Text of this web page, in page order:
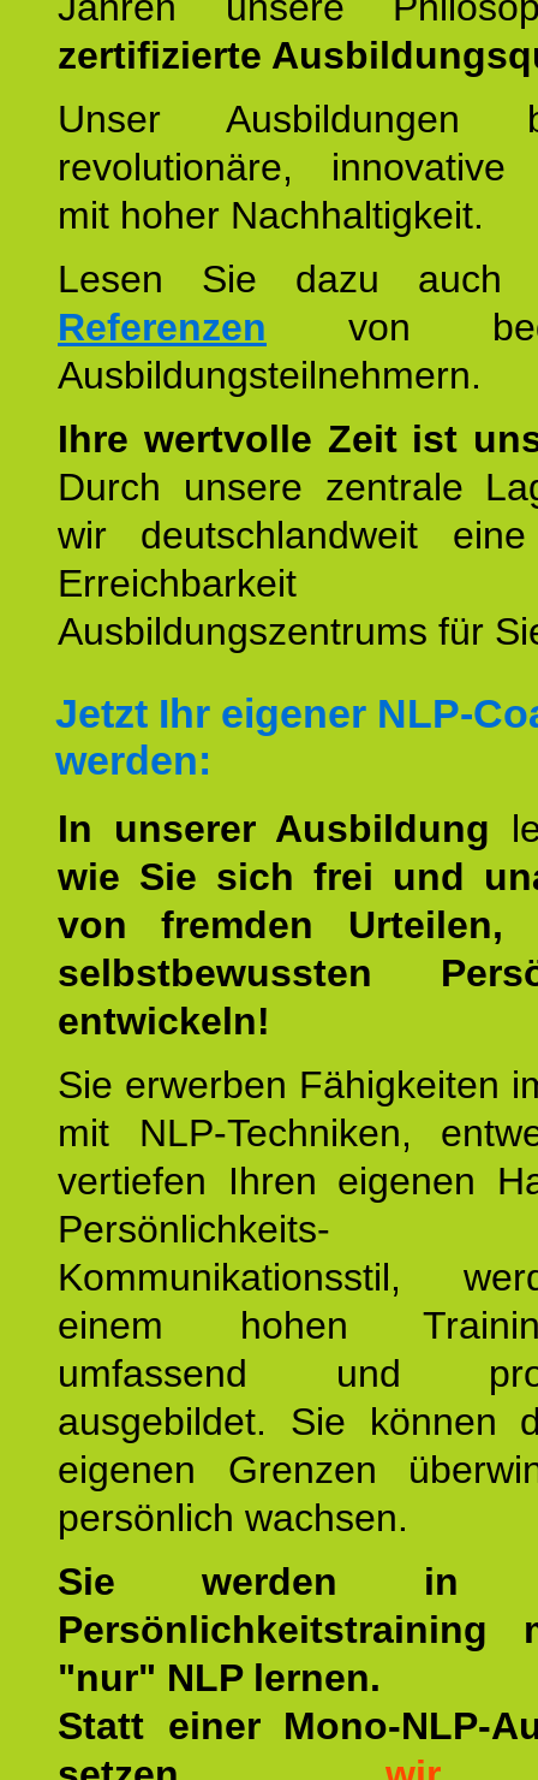
zertifizierte
Unser Ausbildungen
revolutionäre, innovative
mit hoher Nachhaltigkeit.
Lesen Sie dazu
Referenzen von
Ausbildungsteilnehmern.
Ihre wertvolle Zeit ist
Durch unsere zentrale
wir deutschlandweit
Erreichbarkeit
Ausbildungszentrums für
Jetzt Ihr eigener NLP-
werden:
In unserer Ausbildung
wie Sie sich frei und
von fremden Urteilen,
selbstbewussten
entwickeln!
Sie erwerben Fähigkeiten
mit NLP-Techniken,
vertiefen Ihren eigenen
Kommunikationsstil,
einem hohen
umfassend und
ausgebildet. Sie können
eigenen Grenzen
persönlich wachsen.
Sie werden in
Persönlichkeitstraining
"nur" NLP lernen.
Statt einer Mono-NLP-